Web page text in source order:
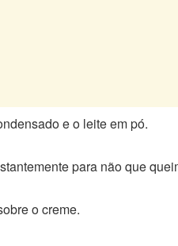
e o leite em pó.
para não que
o creme.